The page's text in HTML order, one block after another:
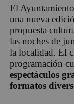
El
una nueva
propuesta
las noches de
la localidad. El
programación
espectáculos
formatos